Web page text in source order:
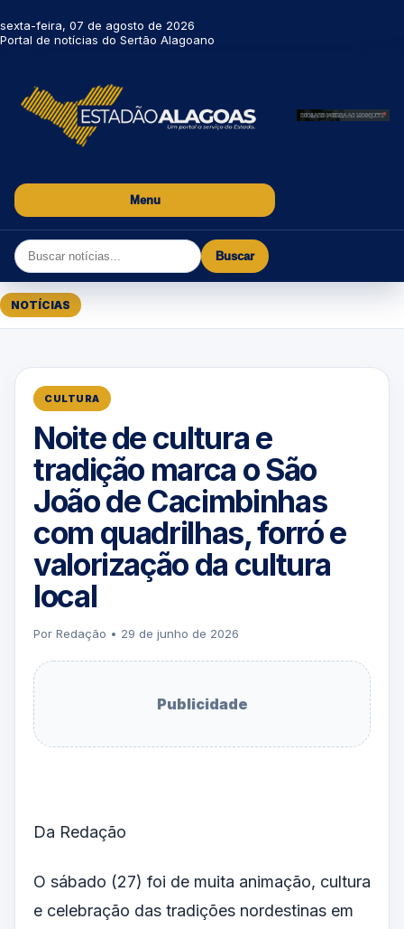
sexta-feira, 07 de agosto de 2026
Portal de notícias do Sertão Alagoano
Menu
Buscar
NOTÍCIAS
CULTURA
Noite de cultura e
tradição marca o São
João de Cacimbinhas
com quadrilhas, forró e
valorização da cultura
local
Por Redação • 29 de junho de 2026
Publicidade
Da Redação
O sábado (27) foi de muita animação, cultura
e celebração das tradições nordestinas em